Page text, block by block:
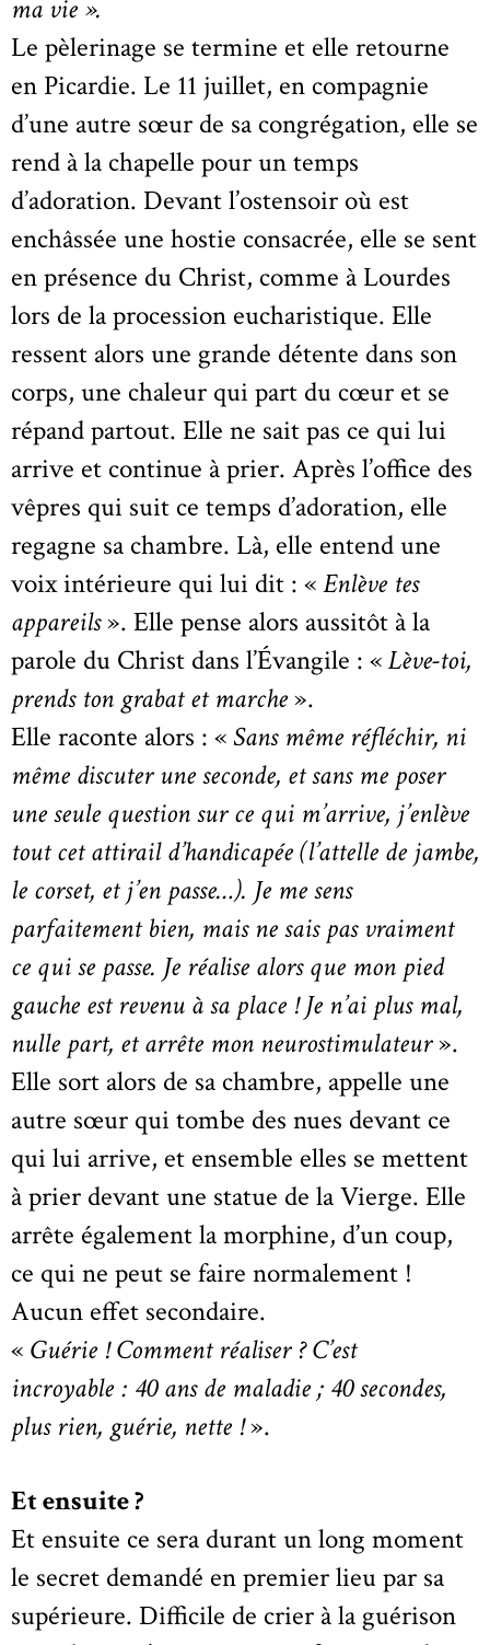
ma vie ».
Le pèlerinage se termine et elle retourne
en Picardie. Le 11 juillet, en compagnie
d’une autre sœur de sa congrégation, elle se
rend à la chapelle pour un temps
d’adoration. Devant l’ostensoir où est
enchâssée une hostie consacrée, elle se sent
en présence du Christ, comme à Lourdes
lors de la procession eucharistique. Elle
ressent alors une grande détente dans son
corps, une chaleur qui part du cœur et se
répand partout. Elle ne sait pas ce qui lui
arrive et continue à prier. Après l’office des
vêpres qui suit ce temps d’adoration, elle
regagne sa chambre. Là, elle entend une
voix intérieure qui lui dit : «Enlève tes
appareils». Elle pense alors aussitôt à la
parole du Christ dans l’Évangile : «Lève-toi,
prends ton grabat et marche».
Elle raconte alors : « Sans même réfléchir, ni
même discuter une seconde, et sans me poser
une seule question sur ce qui m’arrive, j’enlève
tout cet attirail d’handicapée (l’attelle de jambe,
le corset, et j’en passe…). Je me sens
parfaitement bien, mais ne sais pas vraiment
ce qui se passe. Je réalise alors que mon pied
gauche est revenu à sa place ! Je n’ai plus mal,
nulle part, et arrête mon neurostimulateur».
Elle sort alors de sa chambre, appelle une
autre sœur qui tombe des nues devant ce
qui lui arrive, et ensemble elles se mettent
à prier devant une statue de la Vierge. Elle
arrête également la morphine, d’un coup,
ce qui ne peut se faire normalement !
Aucun effet secondaire.
« Guérie ! Comment réaliser ? C’est
incroyable : 40 ans de maladie ; 40 secondes,
plus rien, guérie, nette !».
Et ensuite ?
Et ensuite ce sera durant un long moment
le secret demandé en premier lieu par sa
supérieure. Difficile de crier à la guérison